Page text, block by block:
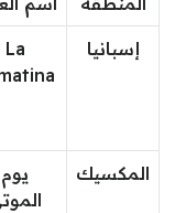
إسبانيا
La
المكسيك
يوم